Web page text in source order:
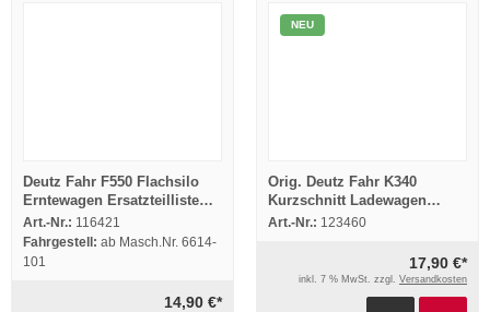
Deutz Fahr F550 Flachsilo
Erntewagen Ersatzteilliste
Spare Parts List 1984
Art.-Nr.: 116421
Fahrgestell: ab Masch.Nr. 6614-
101
14,90 €*
NEU
Orig. Deutz Fahr K340
Kurzschnitt Ladewagen
Betriebsanleitung Wartung
Art.-Nr.: 123460
17,90 €*
inkl. 7 % MwSt. zzgl. Versandkosten